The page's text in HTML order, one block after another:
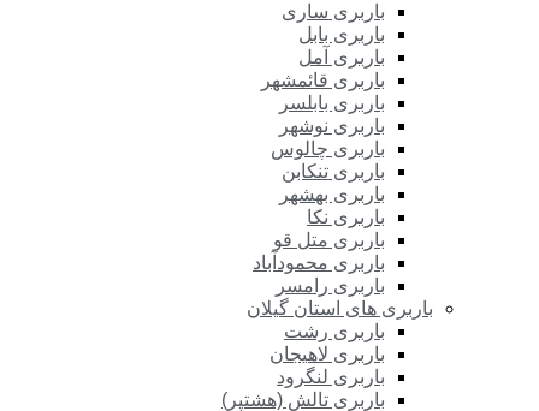
باربری ساری
باربری بابل
باربری آمل
باربری قائمشهر
باربری بابلسر
باربری نوشهر
باربری چالوس
باربری تنکابن
باربری بهشهر
باربری نکا
باربری متل قو
باربری محمودآباد
باربری رامسر
باربری های استان گیلان
باربری رشت
باربری لاهیجان
باربری لنگرود
باربری تالش (هشتپر)